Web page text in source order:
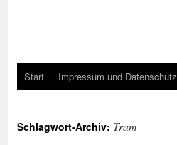
Start Impressum und Datenschutz
Schlagwort-Archiv: Tram